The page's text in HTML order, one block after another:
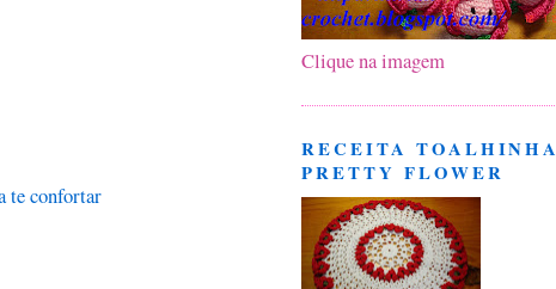
te confortar
Clique na imagem
RECEITA TOALHINHA
PRETTY FLOWER